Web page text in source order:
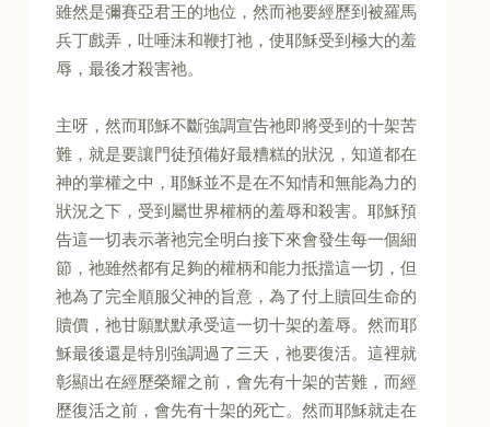
雖然是彌賽亞君王的地位，然而祂要經歷到被羅馬
兵丁戲弄，吐唾沫和鞭打祂，使耶穌受到極大的羞
辱，最後才殺害祂。
主呀，然而耶穌不斷強調宣告祂即將受到的十架苦
難，就是要讓門徒預備好最糟糕的狀況，知道都在
神的掌權之中，耶穌並不是在不知情和無能為力的
狀況之下，受到屬世界權柄的羞辱和殺害。耶穌預
告這一切表示著祂完全明白接下來會發生每一個細
節，祂雖然都有足夠的權柄和能力抵擋這一切，但
祂為了完全順服父神的旨意，為了付上贖回生命的
贖價，祂甘願默默承受這一切十架的羞辱。然而耶
穌最後還是特別強調過了三天，祂要復活。這裡就
彰顯出在經歷榮耀之前，會先有十架的苦難，而經
歷復活之前，會先有十架的死亡。然而耶穌就走在